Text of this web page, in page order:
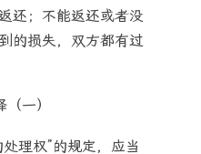
还；不能返还或者没
的损失，双方都有过
一）
理权”的规定，应当